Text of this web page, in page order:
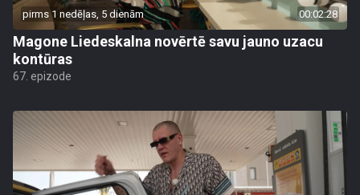
pirms 1 nedēļas, 5 dienām 00:02:28
Magone Liedeskalna novērtē savu jauno uzacu
kontūras
67. epizode